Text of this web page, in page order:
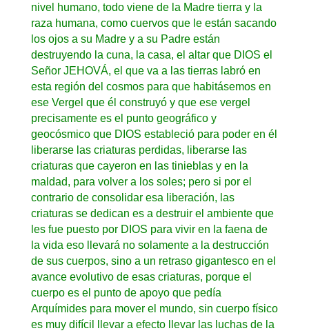
nivel humano, todo viene de la Madre tierra y la
raza humana, como cuervos que le están sacando
los ojos a su Madre y a su Padre están
destruyendo la cuna, la casa, el altar que DIOS el
Señor JEHOVÁ, el que va a las tierras labró en
esta región del cosmos para que habitásemos en
ese Vergel que él construyó y que ese vergel
precisamente es el punto geográfico y
geocósmico que DIOS estableció para poder en él
liberarse las criaturas perdidas, liberarse las
criaturas que cayeron en las tinieblas y en la
maldad, para volver a los soles; pero si por el
contrario de consolidar esa liberación, las
criaturas se dedican es a destruir el ambiente que
les fue puesto por DIOS para vivir en la faena de
la vida eso llevará no solamente a la destrucción
de sus cuerpos, sino a un retraso gigantesco en el
avance evolutivo de esas criaturas, porque el
cuerpo es el punto de apoyo que pedía
Arquímides para mover el mundo, sin cuerpo físico
es muy difícil llevar a efecto llevar las luchas de la